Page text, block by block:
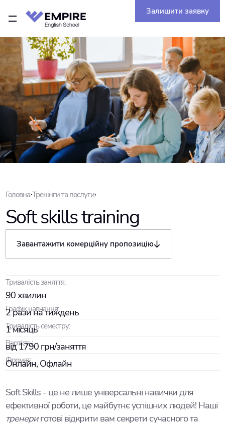
Залишити заявку
Головна Тренінги та послуги
Soft skills training
Завантажити комерційну пропозицію
Тривалість заняття:
90 хвилин
Графік навчання:
2 рази на тиждень
Тривалість семестру:
1 місяць
Вартість:
від 1790 грн/заняття
Формат:
Онлайн, Офлайн
Soft Skills - це не лише універсальні навички для
ефективної роботи, це майбутнє успішних людей! Наші
тренериготові відкрити вам секрети сучасного та